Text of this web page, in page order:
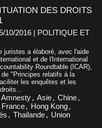
DES DROITS
10/2016 | POLITIQUE ET
juristes a élaboré, avec l'aide
et de l'International
Roundtable (ICAR),
"Principes relatifs à la
les enquêtes et les
Amnesty, Asie, Chine,
France, Hong Kong,
, Thailande, Union